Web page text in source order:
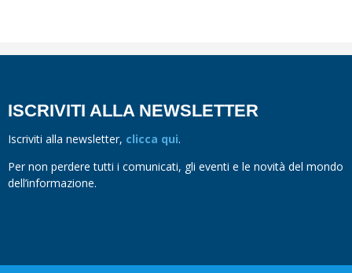
ISCRIVITI ALLA NEWSLETTER
Iscriviti alla newsletter, clicca qui.
Per non perdere tutti i comunicati, gli eventi e le novità del mondo
dell’informazione.